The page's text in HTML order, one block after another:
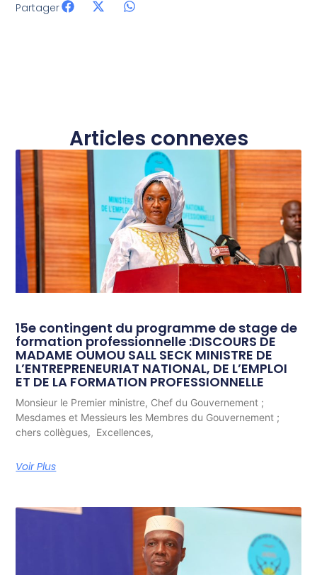
Partager
Articles connexes
15e contingent du programme de stage de
formation professionnelle :DISCOURS DE
MADAME OUMOU SALL SECK MINISTRE DE
L’ENTREPRENEURIAT NATIONAL, DE L’EMPLOI
ET DE LA FORMATION PROFESSIONNELLE
Monsieur le Premier ministre, Chef du Gouvernement ;
Mesdames et Messieurs les Membres du Gouvernement ;
chers collègues, Excellences,
Voir Plus